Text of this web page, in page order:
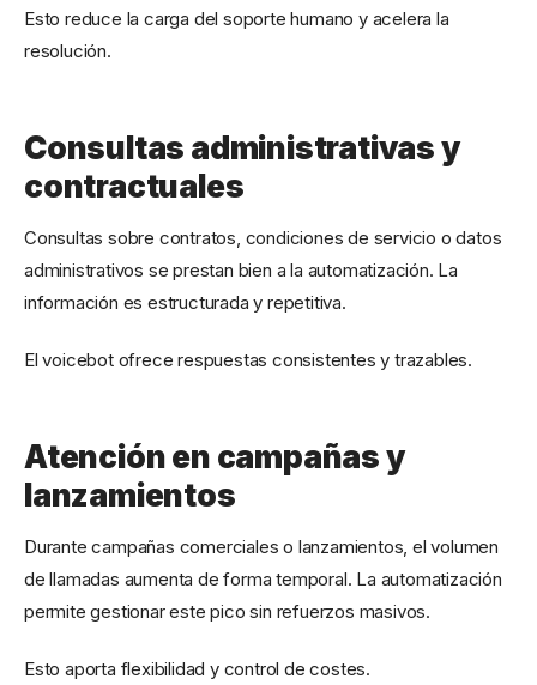
Esto reduce la carga del soporte humano y acelera la
resolución.
Consultas administrativas y
contractuales
Consultas sobre contratos, condiciones de servicio o datos
administrativos se prestan bien a la automatización. La
información es estructurada y repetitiva.
El voicebot ofrece respuestas consistentes y trazables.
Atención en campañas y
lanzamientos
Durante campañas comerciales o lanzamientos, el volumen
de llamadas aumenta de forma temporal. La automatización
permite gestionar este pico sin refuerzos masivos.
Esto aporta flexibilidad y control de costes.